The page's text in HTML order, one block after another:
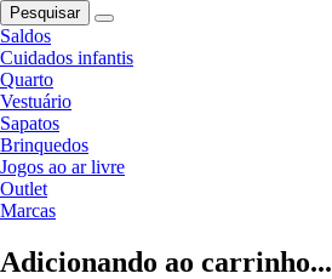
Pesquisar
Saldos
Cuidados infantis
Quarto
Vestuário
Sapatos
Brinquedos
Jogos ao ar livre
Outlet
Marcas
Adicionando ao carrinho...